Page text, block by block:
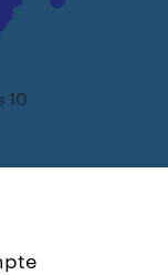
10